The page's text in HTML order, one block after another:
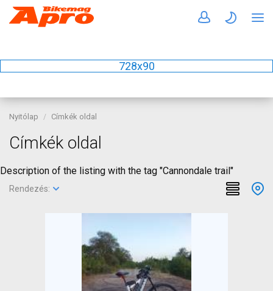
728x90
Nyitólap Címkék oldal
Címkék oldal
Description of the listing with the tag "Cannondale trail"
Rendezés: